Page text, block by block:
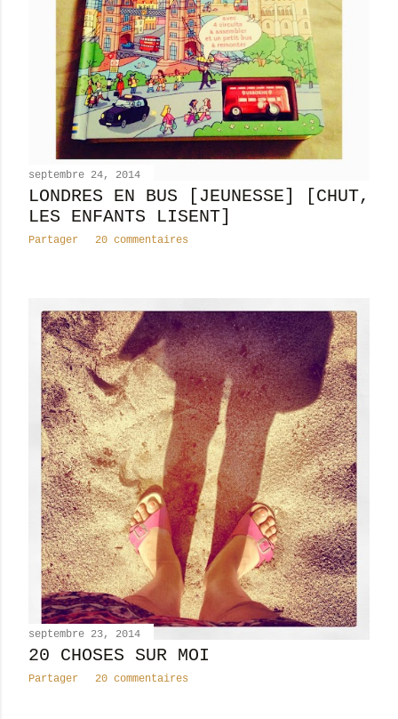
septembre 24, 2014
LONDRES EN BUS [JEUNESSE] [CHUT,
LES ENFANTS LISENT]
Partager 20 commentaires
septembre 23, 2014
20 CHOSES SUR MOI
Partager 20 commentaires